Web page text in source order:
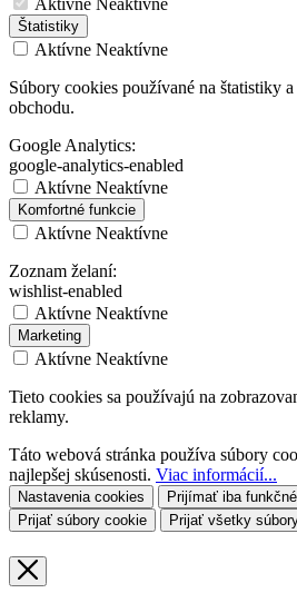
Štatistiky
Aktívne Neaktívne
Súbory cookies používané na štatistiky
obchodu.
Google Analytics:
google-analytics-enabled
Aktívne Neaktívne
Komfortné funkcie
Aktívne Neaktívne
Zoznam želaní:
wishlist-enabled
Aktívne Neaktívne
Marketing
Aktívne Neaktívne
Tieto cookies sa používajú na
reklamy.
Táto webová stránka používa súbory
najlepšej skúsenosti. Viac informácií...
Nastavenia cookies
Prijímať iba
Prijať súbory cookie
Prijať všetky